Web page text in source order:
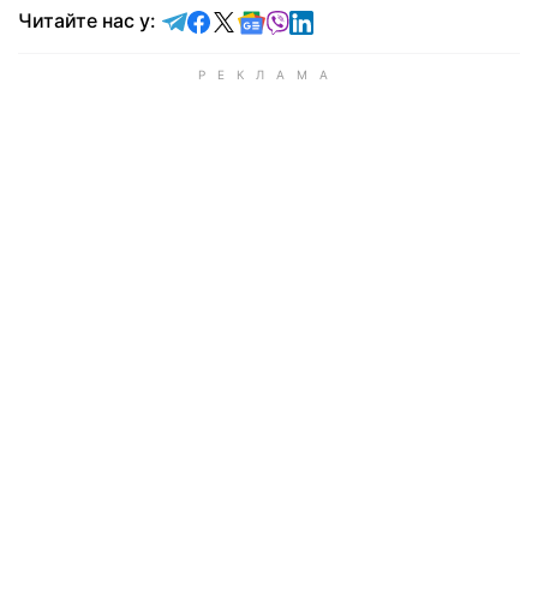
Читайте нас у: Читайте у Telegram
Читайте у Facebook
Читайте у X
Читайте у Google news
Читайте у Viber
Читайте у LinkedIn